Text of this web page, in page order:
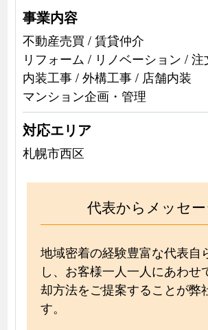
事業内容
不動産売買 / 賃貸仲介
リフォーム / リノベーション / 注
内装工事 / 外構工事 / 店舗内装
マンション企画・管理
対応エリア
札幌市西区
代表からメッセ
地域密着の経験豊富な代表自
し、お客様一人一人にあわせ
却方法をご提案することが弊
す。